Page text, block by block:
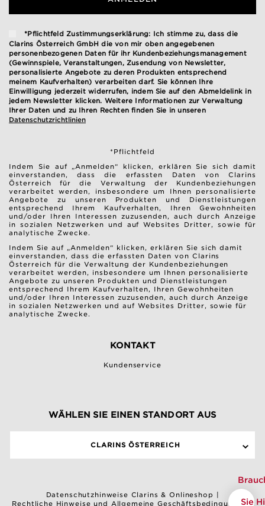
*Pflichtfeld Zustimmungserklärung: Ich stimme zu, dass die
Clarins Österreich GmbH die von mir oben angegebenen
personenbezogenen Daten für ihr Kundenbeziehungsmanagement
(Gewinnspiele, Veranstaltungen, Zusendung von Newsletter,
personalisierte Angebote zu deren Produkten entsprechend
meinem Kaufverhalten) verarbeiten darf. Sie können Ihre
Einwilligung jederzeit widerrufen, indem Sie auf den Abmeldelink in
jedem Newsletter klicken. Weitere Informationen zur Verwaltung
Ihrer Daten und zu Ihren Rechten finden Sie in unseren
Datenschutzrichtlinien
*Pflichtfeld
Indem Sie auf „Anmelden“ klicken, erklären Sie sich damit
einverstanden, dass die erfassten Daten von Clarins
Österreich für die Verwaltung der Kundenbeziehungen
verarbeitet werden, insbesondere um Ihnen personalisierte
Angebote zu unseren Produkten und Dienstleistungen
entsprechend Ihrem Kaufverhalten, Ihren Gewohnheiten
und/oder Ihren Interessen zuzusenden, auch durch Anzeige
in sozialen Netzwerken und auf Websites Dritter, sowie für
analytische Zwecke.
Indem Sie auf „Anmelden“ klicken, erklären Sie sich damit
einverstanden, dass die erfassten Daten von Clarins
Österreich für die Verwaltung der Kundenbeziehungen
verarbeitet werden, insbesondere um Ihnen personalisierte
Angebote zu unseren Produkten und Dienstleistungen
entsprechend Ihrem Kaufverhalten, Ihren Gewohnheiten
und/oder Ihren Interessen zuzusenden, auch durch Anzeige
in sozialen Netzwerken und auf Websites Dritter, sowie für
analytische Zwecke.
KONTAKT
Kundenservice
WÄHLEN SIE EINEN STANDORT AUS
CLARINS ÖSTERREICH
Datenschutzhinweise Clarins & Onlineshop |
Rechtliche Hinweise und Allgemeine Geschäftsbedingungen |
Sie